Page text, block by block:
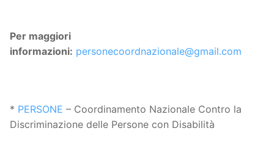
Per maggiori
informazioni: personecoordnazionale@gmail.com
* PERSONE – Coordinamento Nazionale Contro la
Discriminazione delle Persone con Disabilità